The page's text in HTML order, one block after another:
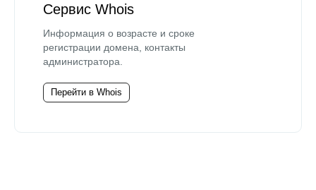
Сервис Whois
Информация о возрасте и сроке
регистрации домена, контакты
администратора.
Перейти в Whois